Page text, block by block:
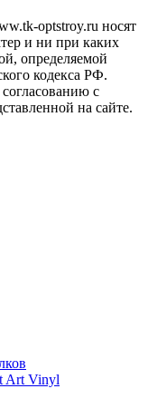
optstroy.ru носят
и ни при каких
определяемой
кодекса РФ.
с
на сайте.
Art Vinyl